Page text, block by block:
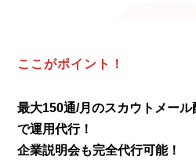
ここがポイント！
最大150通/月のスカウトメー
で運用代行！
企業説明会も完全代行可能！